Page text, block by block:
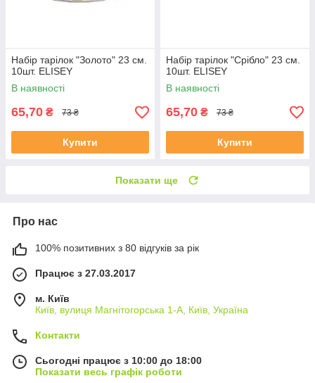
Набір тарілок "Золото" 23 см.
10шт. ELISEY
В наявності
65,70 ₴ 73 ₴
Купити
Набір тарілок "Срібло" 23 см.
10шт. ELISEY
В наявності
65,70 ₴ 73 ₴
Купити
Показати ще
Про нас
100% позитивних з 80 відгуків за рік
Працює з 27.03.2017
м. Київ
Київ, вулиця Магнітогорська 1-А, Київ, Україна
Контакти
Сьогодні працює з 10:00 до 18:00
Показати весь графік роботи